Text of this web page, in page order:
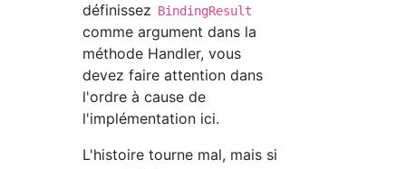
définissez BindingResult
comme argument dans la
méthode Handler, vous
devez faire attention dans
l'ordre à cause de
l'implémentation ici.
L'histoire tourne mal, mais si